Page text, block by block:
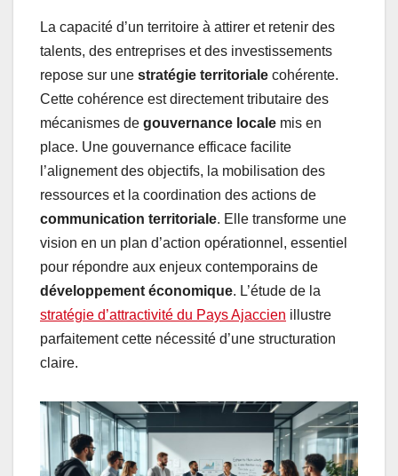
La capacité d’un territoire à attirer et retenir des
talents, des entreprises et des investissements
repose sur une stratégie territoriale cohérente.
Cette cohérence est directement tributaire des
mécanismes de gouvernance locale mis en
place. Une gouvernance efficace facilite
l’alignement des objectifs, la mobilisation des
ressources et la coordination des actions de
communication territoriale. Elle transforme une
vision en un plan d’action opérationnel, essentiel
pour répondre aux enjeux contemporains de
développement économique. L’étude de la
stratégie d’attractivité du Pays Ajaccien illustre
parfaitement cette nécessité d’une structuration
claire.